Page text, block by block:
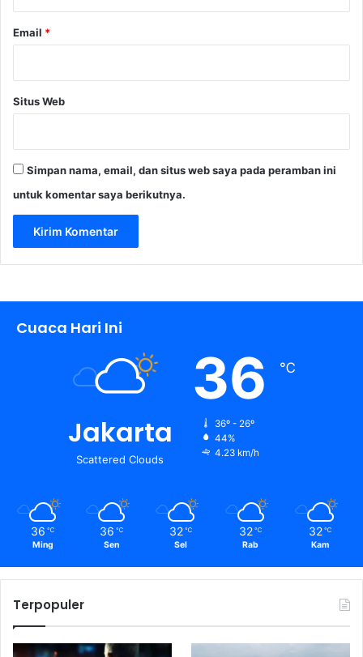
Email *
Situs Web
Simpan nama, email, dan situs web saya pada peramban ini
untuk komentar saya berikutnya.
Cuaca Hari Ini
Jakarta
Scattered Clouds
36 ℃
36º - 26º
44%
4.23 km/h
36 ℃
Ming
36 ℃
Sen
32 ℃
Sel
32 ℃
Rab
32 ℃
Kam
Terpopuler